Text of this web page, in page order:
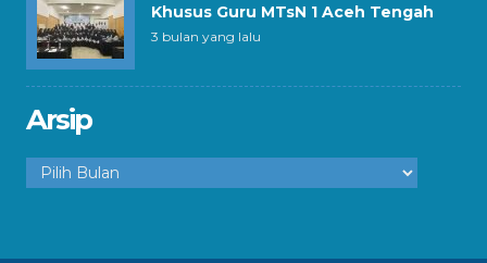
Khusus Guru MTsN 1 Aceh Tengah
3 bulan yang lalu
Arsip
Arsip